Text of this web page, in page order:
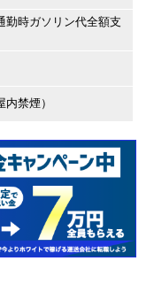
勤時ガソリン代全額支
禁煙）